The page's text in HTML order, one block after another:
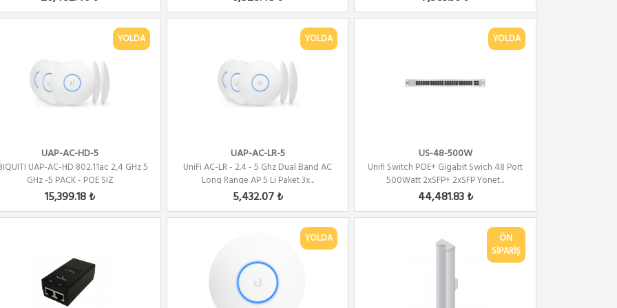
YOLDA
UAP-AC-HD-5
UAP-AC-HD 802.11ac 2,4 GHz 5
GHz -5 PACK - POE SIZ
15,399.18 ₺
YOLDA
UAP-AC-LR-5
UniFi AC-LR - 2.4 - 5 Ghz Dual Band AC
Long Range AP 5 Li Paket 3x...
5,432.07 ₺
YOLDA
US-48-500W
Unifi Switch POE+ Gigabit Swich 48 Port
500Watt 2xSFP+ 2xSFP Yönet...
44,481.83 ₺
YOLDA
ÖN
SİPARİŞ